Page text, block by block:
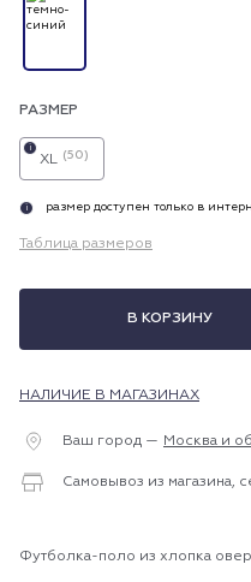
РАЗМЕР
XL (50)
i
i размер доступен только в
Таблица размеров
В КОРЗИНУ
НАЛИЧИЕ В МАГАЗИНАХ
Ваш город — Москва и
Самовывоз из магазина,
Футболка-поло из хлопка